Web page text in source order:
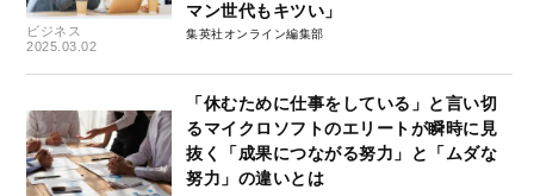
ビジネス
2025.03.02
マン世代もキツい」
集英社オンライン編集部
「休むために仕事をしている」と言い切
るマイクロソフトのエリートが瞬時に見
抜く「成果につながる努力」と「ムダな
努力」の違いとは